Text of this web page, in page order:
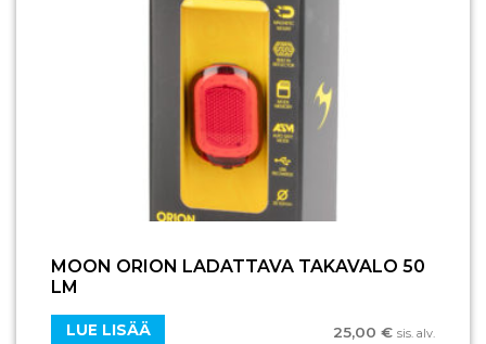
MOON ORION LADATTAVA TAKAVALO 50
LM
25,00 € sis. alv.
LUE LISÄÄ